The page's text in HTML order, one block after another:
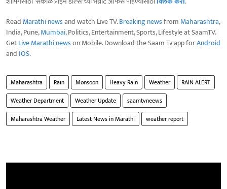
Read Marathi newsand watch Live TV.Breaking newsfrom Maharashtra,
India, Pune,Mumbai, Politics, Entertainment, Sports, Lifestyle at SaamTV.
GetLive Marathi newson Mobile. Download the Saam Tv app forAndroid
and IOS.
Maharashtra Rain Monsoon Heavy Rain Weather
RAIN ALERT
Weather Department
Weather Update
saamtvneews
Maharashtra Weather
Latest News in Marathi weather report